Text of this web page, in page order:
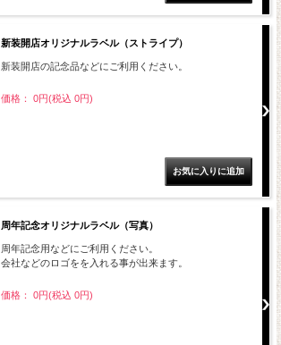
新装開店オリジナルラベル（ストライプ）
新装開店の記念品などにご利用ください。
価格： 0円(税込 0円)
周年記念オリジナルラベル（写真）
周年記念用などにご利用ください。
会社などのロゴをを入れる事が出来ます。
価格： 0円(税込 0円)